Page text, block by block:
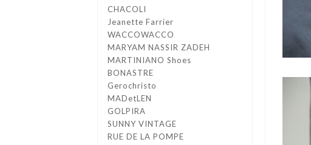
CHACOLI
Jeanette Farrier
WACCOWACCO
MARYAM NASSIR ZADEH
MARTINIANO Shoes
BONASTRE
Gerochristo
MADetLEN
GOLPIRA
SUNNY VINTAGE
RUE DE LA POMPE